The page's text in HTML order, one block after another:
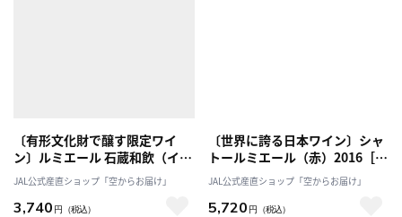
〔有形文化財で醸す限定ワイ
ン〕ルミエール 石蔵和飲（イシ
グラワイン）［山梨 ルミエール
ワイナリー］
JAL公式産直ショップ「空からお届け」
3,740 円 （税込）
〔世界に誇る日本ワイン〕シャ
トールミエール（赤）2016［山
梨 ルミエールワイナリー］
JAL公式産直ショップ「空からお届け」
5,720 円 （税込）